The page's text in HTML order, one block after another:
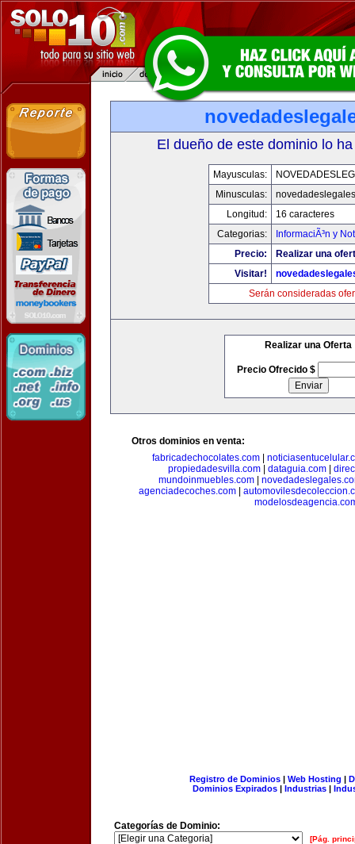
El dueño de este dominio lo
Mayusculas:
Minusculas:
Longitud:
16 caracteres
Categorias:
InformaciÃ³n y
Precio:
Realizar una
Visitar!
Serán consideradas
Realizar una Oferta
Precio Ofrecido $
Otros dominios en venta:
fabricadechocolates.com|
propiedadesvilla.com| dataguia.com|
mundoinmuebles.com
agenciadecoches.com
Registro de Dominios| Web Hosting |
Dominios Expirados | Industrias |
Categorías de Dominio:
[Pág.